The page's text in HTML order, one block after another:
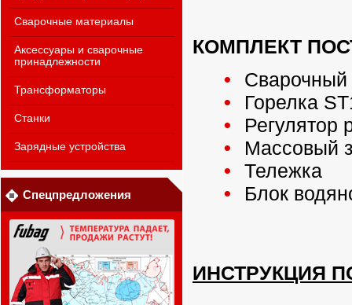
Сварочные материалы
Аксессуары и сварочные
принадлежности
Трансформаторы
Станки
Зарядные устройства
Спецпредложения
КОМПЛЕКТ
Сварочный
Горелка
Регулятор
Массовый
Тележка
Блок
ИНСТРУКЦИЯ